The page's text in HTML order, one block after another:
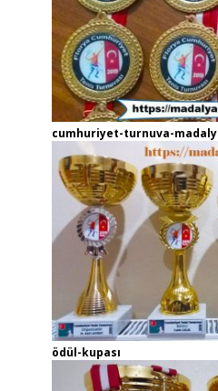
cumhuriyet-turnuva-
ödül-kupası